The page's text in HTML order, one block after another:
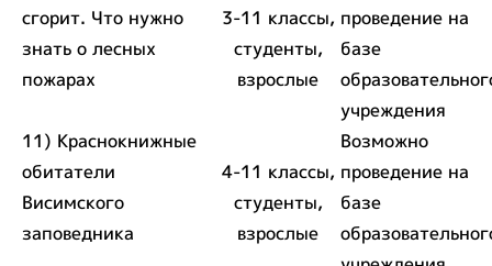
сгорит. Что нужно
знать о лесных
пожарах
3-11 классы,
студенты,
взрослые
проведение на
базе
учреждения
11) Краснокнижные
обитатели
Висимского
заповедника
4-11 классы,
студенты,
взрослые
Возможно
проведение на
базе